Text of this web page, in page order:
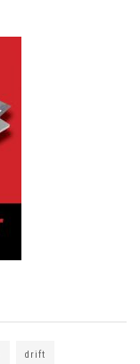
drift